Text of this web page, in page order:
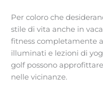
Per coloro che
stile di vita anche in
fitness completamente
illuminati e lezioni di
golf possono
nelle vicinanze.